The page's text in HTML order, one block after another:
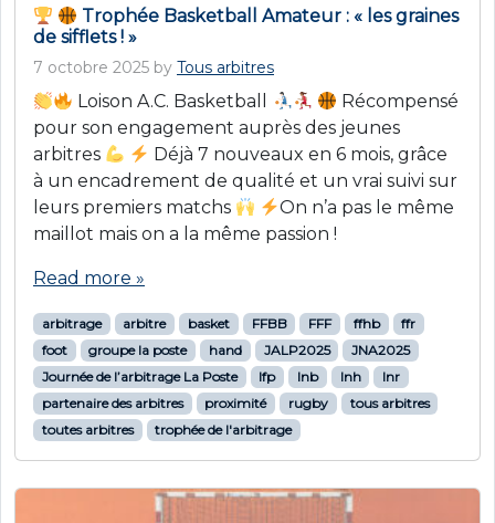
Trophée Basketball Amateur : « les graines
de sifflets ! »
7 octobre 2025 by Tous arbitres
Loison A.C. Basketball
Récompensé
pour son engagement auprès des jeunes
arbitres
Déjà 7 nouveaux en 6 mois, grâce
à un encadrement de qualité et un vrai suivi sur
leurs premiers matchs
On n’a pas le même
maillot mais on a la même passion !
Read more »
arbitrage arbitre basket FFBB FFF ffhb
ffr
foot
groupe la poste hand JALP2025
JNA2025
Journée de l’arbitrage La Poste
lfp lnb lnh
lnr
partenaire des arbitres
proximité rugby
tous arbitres
toutes arbitres
trophée de l'arbitrage